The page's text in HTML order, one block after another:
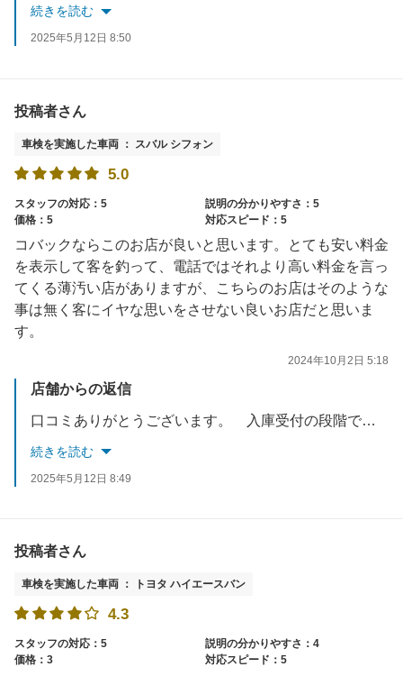
続きを読む
2025年5月12日 8:50
投稿者さん
車検を実施した車両 ： スバル シフォン
5.0
スタッフの対応：5
説明の分かりやすさ：5
価格：5
対応スピード：5
コバックならこのお店が良いと思います。とても安い料金
を表示して客を釣って、電話ではそれより高い料金を言っ
てくる薄汚い店がありますが、こちらのお店はそのような
事は無く客にイヤな思いをさせない良いお店だと思いま
す。
2024年10月2日 5:18
店舗からの返信
口コミありがとうございます。 入庫受付の段階で大半の車両は総額が出てきますのでご安心して受けて頂くる様にさせてもらってます。 今後ともよろしくお願いします
続きを読む
2025年5月12日 8:49
投稿者さん
車検を実施した車両 ： トヨタ ハイエースバン
4.3
スタッフの対応：5
説明の分かりやすさ：4
価格：3
対応スピード：5